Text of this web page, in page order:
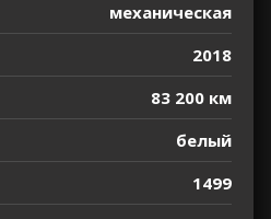
механическая
2018
83 200 км
белый
1499